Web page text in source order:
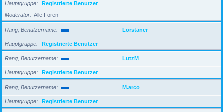
Hauptgruppe
Registrierte Benutzer
Moderator
Alle Foren
Rang, Benutzername Lorstaner
Hauptgruppe Registrierte Benutzer
Rang, Benutzername LutzM
Hauptgruppe Registrierte Benutzer
Rang, Benutzername M.arco
Hauptgruppe Registrierte Benutzer